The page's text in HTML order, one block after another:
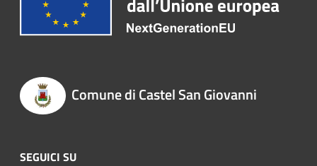
Comune di Castel San Giovanni
SEGUICI SU